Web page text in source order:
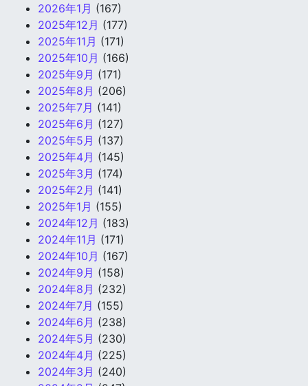
2026年1月 (167)
2025年12月 (177)
2025年11月 (171)
2025年10月 (166)
2025年9月 (171)
2025年8月 (206)
2025年7月 (141)
2025年6月 (127)
2025年5月 (137)
2025年4月 (145)
2025年3月 (174)
2025年2月 (141)
2025年1月 (155)
2024年12月 (183)
2024年11月 (171)
2024年10月 (167)
2024年9月 (158)
2024年8月 (232)
2024年7月 (155)
2024年6月 (238)
2024年5月 (230)
2024年4月 (225)
2024年3月 (240)